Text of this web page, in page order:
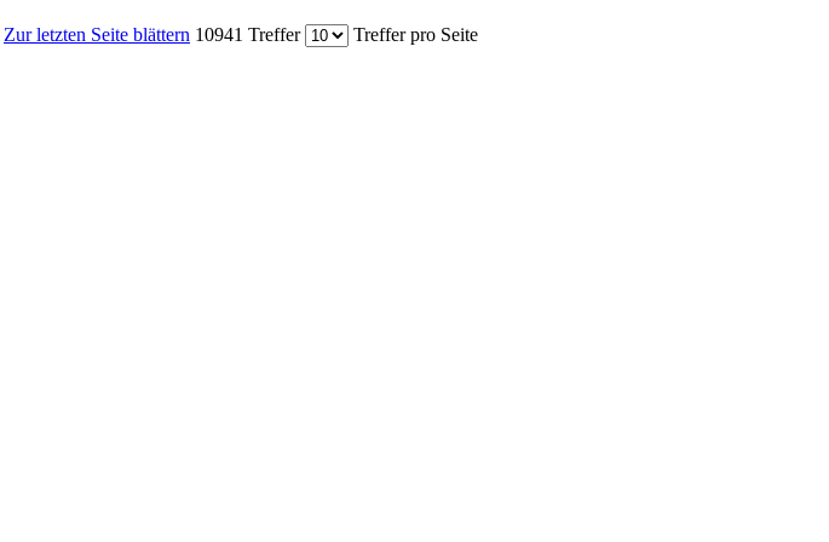
Zur letzten Seite blättern 10941 Treffer Treffer pro Seite